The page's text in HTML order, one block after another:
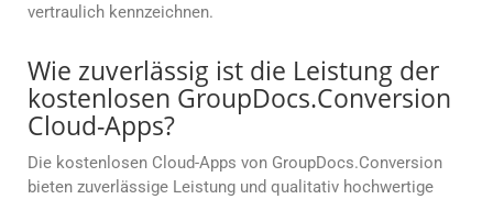
vertraulich kennzeichnen.
Wie zuverlässig ist die Leistung der
kostenlosen GroupDocs.Conversion
Cloud-Apps?
Die kostenlosen Cloud-Apps von GroupDocs.Conversion
bieten zuverlässige Leistung und qualitativ hochwertige